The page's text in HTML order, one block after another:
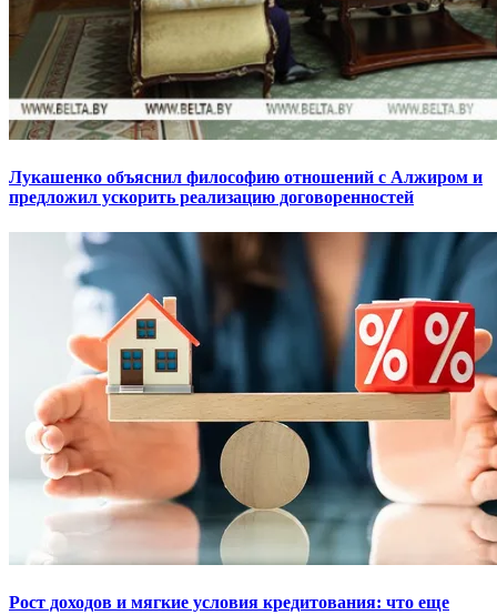
Лукашенко объяснил философию отношений с Алжиром и
предложил ускорить реализацию договоренностей
Рост доходов и мягкие условия кредитования: что еще